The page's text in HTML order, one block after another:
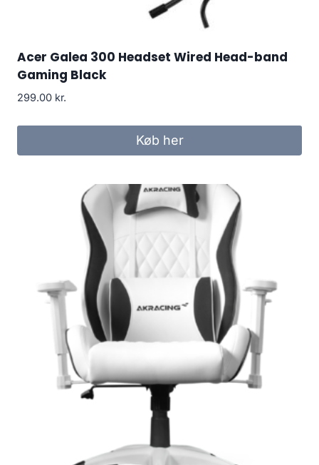
Acer Galea 300 Headset Wired Head-band
Gaming Black
299.00 kr.
Køb her